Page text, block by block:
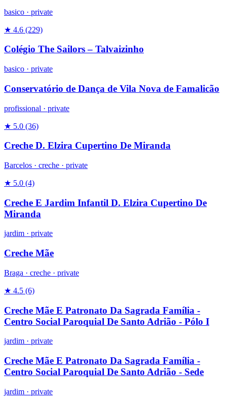
basico · private
★ 4.6 (229)
Colégio The Sailors – Talvaizinho
basico · private
Conservatório de Dança de Vila Nova de Famalicão
profissional · private
★ 5.0 (36)
Creche D. Elzira Cupertino De Miranda
Barcelos · creche · private
★ 5.0 (4)
Creche E Jardim Infantil D. Elzira Cupertino De
Miranda
jardim · private
Creche Mãe
Braga · creche · private
★ 4.5 (6)
Creche Mãe E Patronato Da Sagrada Família -
Centro Social Paroquial De Santo Adrião - Pólo I
jardim · private
Creche Mãe E Patronato Da Sagrada Família -
Centro Social Paroquial De Santo Adrião - Sede
jardim · private